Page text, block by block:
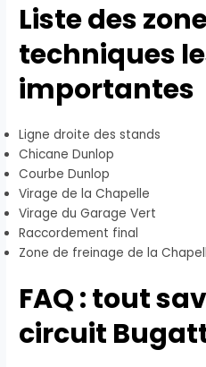
Liste des
techniques
importantes
Ligne droite des stands
Chicane Dunlop
Courbe Dunlop
Virage de la Chapelle
Virage du Garage Vert
Raccordement final
Zone de freinage de la
FAQ : tout
circuit